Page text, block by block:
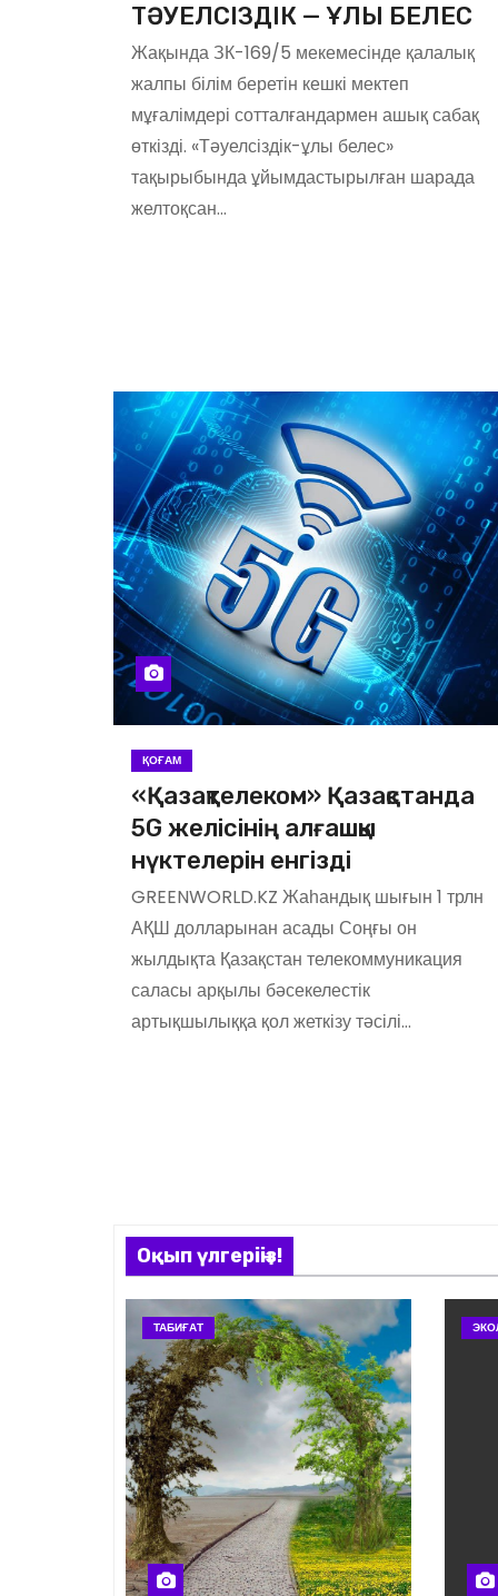
ТӘУЕЛСІЗДІК — ҰЛЫ БЕЛЕС
Жақында ЗК-169/5 мекемесінде қалалық
жалпы білім беретін кешкі мектеп
мұғалімдері сотталғандармен ашық сабақ
өткізді. «Тәуелсіздік-ұлы белес»
тақырыбында ұйымдастырылған шарада
желтоқсан…
ҚОҒАМ
«Қазақтелеком» Қазақстанда
5G желісінің алғашқы
нүктелерін енгізді
GREENWORLD.KZ Жаһандық шығын 1 трлн
АҚШ долларынан асады Соңғы он
жылдықта Қазақстан телекоммуникация
саласы арқылы бәсекелестік
артықшылыққа қол жеткізу тәсілі…
Оқып үлгеріңіз!
ТАБИҒАТ